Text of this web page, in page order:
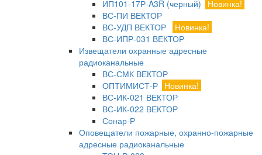
ИП101-17Р-A3R (черный)
Новинка!
ВС-ПИ ВЕКТОР
ВС-УДП ВЕКТОР
Новинка!
ВС-ИПР-031 ВЕКТОР
Извещатели охранные адресные
радиоканальные
ВС-СМК ВЕКТОР
ОПТИМИСТ-Р Новинка!
ВС-ИК-021 ВЕКТОР
ВС-ИК-022 ВЕКТОР
Сонар-Р
Оповещатели пожарные, охранно-пожарные
адресные радиоканальные